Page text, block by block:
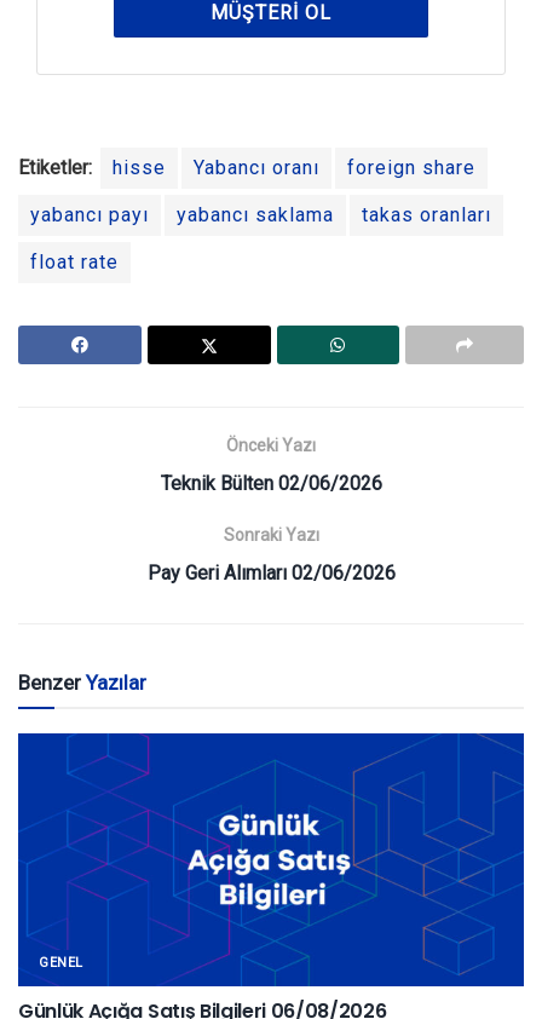
MÜŞTERI OL
Etiketler: hisse Yabancı oranı foreign share
yabancı payı yabancı saklama takas oranları
float rate
Önceki Yazı
Teknik Bülten 02/06/2026
Sonraki Yazı
Pay Geri Alımları 02/06/2026
BenzerYazılar
GENEL
Günlük Açığa Satış Bilgileri 06/08/2026